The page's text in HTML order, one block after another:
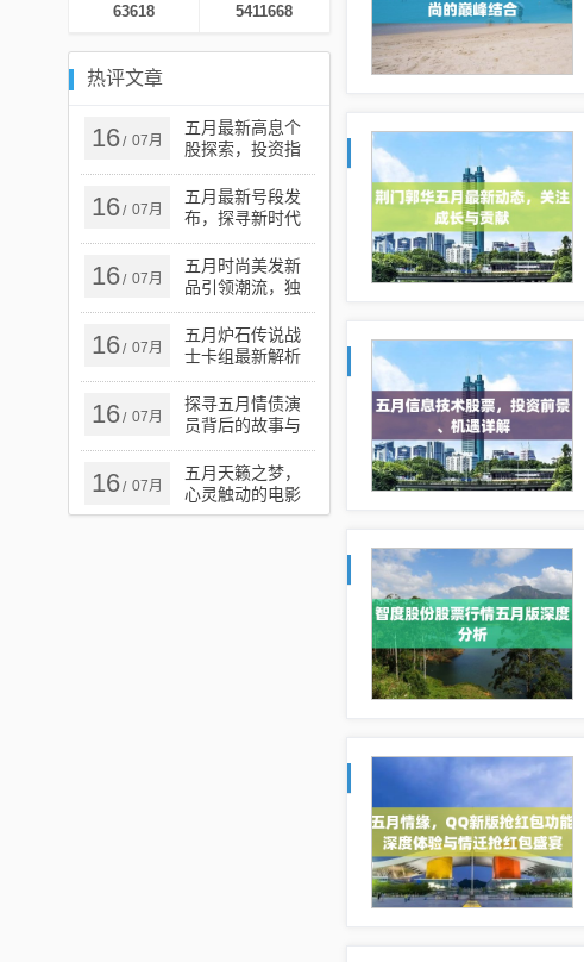
63618 5411668
热评文章
16/ 07月
五月最新高息个
股探索，投资指
南与热门选择
16/ 07月
五月最新号段发
布，探寻新时代
的机遇与挑战
16/ 07月
五月时尚美发新
品引领潮流，独
特魅力展现秀发
风采
16/ 07月
五月炉石传说战
士卡组最新解析
与攻略
16/ 07月
探寻五月情债演
员背后的故事与
演技魅力
16/ 07月
五月天籁之梦，
心灵触动的电影
之旅